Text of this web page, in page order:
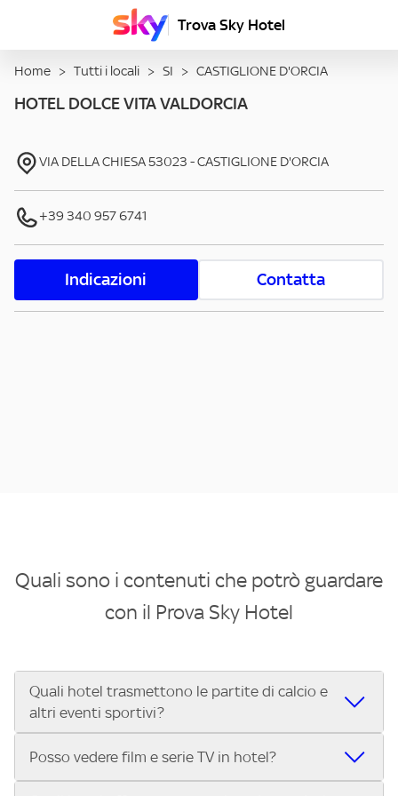
Trova Sky Hotel
Home > Tutti i locali > SI > CASTIGLIONE D'ORCIA
HOTEL DOLCE VITA VALDORCIA
VIA DELLA CHIESA53023 -CASTIGLIONE D'ORCIA
+39 340 957 6741
Indicazioni Contatta
Quali sono i contenuti che potrò guardare
con il Prova Sky Hotel
Quali hotel trasmettono le partite di calcio e
altri eventi sportivi?
Se cerchi un hotel dove poter vedere le partite di Serie A,
Posso vedere film e serie TV in hotel?